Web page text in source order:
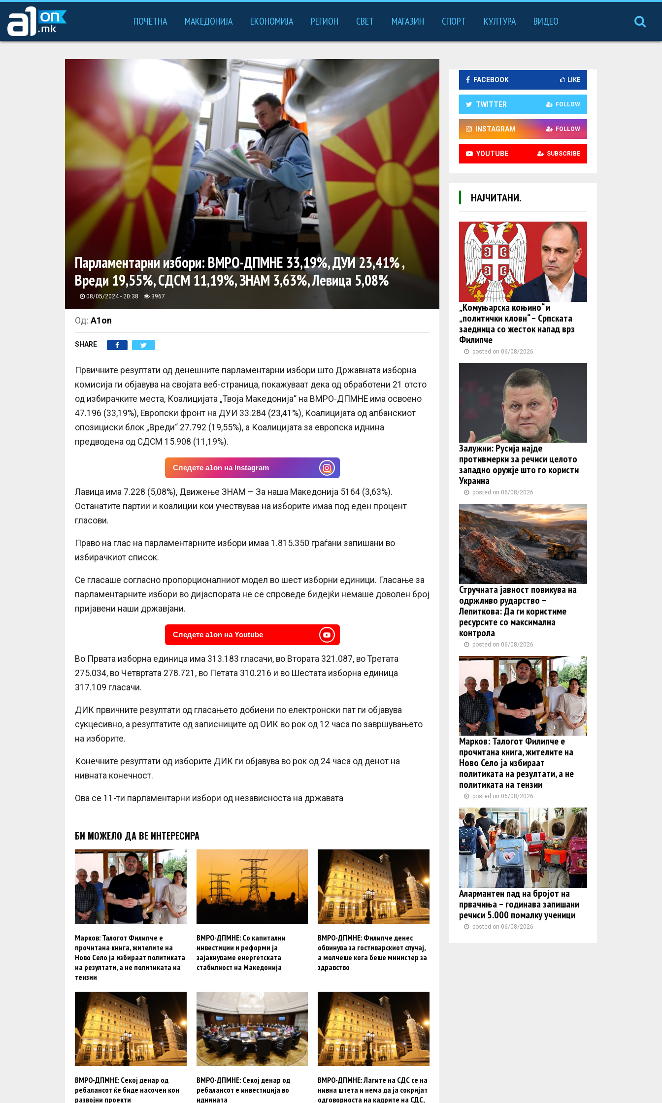
ПОЧЕТНА МАКЕДОНИЈА ЕКОНОМИЈА РЕГИОН СВЕТ МАГАЗИН СПОРТ КУЛТУРА ВИДЕО
Парламентарни избори: ВМРО-ДПМНЕ 33,19%, ДУИ 23,41% ,
Вреди 19,55%, СДСМ 11,19%, ЗНАМ 3,63%, Левица 5,08%
08/05/2024 - 20:38 3967
Од: A1on
SHARE
Првичните резултати од денешните парламентарни избори што Државната изборна
комисија ги објавува на својата веб-страница, покажуваат дека од обработени 21 отсто
од избирачките места, Коалицијата „Твоја Македонија“ на ВМРО-ДПМНЕ има освоено
47.196 (33,19%), Европски фронт на ДУИ 33.284 (23,41%), Коалицијата од албанскиот
опозициски блок „Вреди“ 27.792 (19,55%), а Коалицијата за европска иднина
предводена од СДСМ 15.908 (11,19%).
Следете a1on на Instagram
Лавица има 7.228 (5,08%), Движење ЗНАМ – За наша Македонија 5164 (3,63%).
Останатите партии и коалиции кои учествуваа на изборите имаа под еден процент
гласови.
Право на глас на парламентарните избори имаа 1.815.350 граѓани запишани во
избирачкиот список.
Се гласаше согласно пропорционалниот модел во шест изборни единици. Гласање за
парламентарните избори во дијаспората не се спроведе бидејќи немаше доволен број
пријавени наши државјани.
Следете a1on на Youtube
Во Првата изборна единица има 313.183 гласачи, во Втората 321.087, во Третата
275.034, во Четвртата 278.721, во Петата 310.216 и во Шестата изборна единица
317.109 гласачи.
ДИК првичните резултати од гласањето добиени по електронски пат ги објавува
сукцесивно, а резултатите од записниците од ОИК во рок од 12 часа по завршувањето
на изборите.
Конечните резултати од изборите ДИК ги објавува во рок од 24 часа од денот на
нивната конечност.
Ова се 11-ти парламентарни избори од независноста на државата
БИ МОЖЕЛО ДА ВЕ ИНТЕРЕСИРА
Марков: Талогот Филипче е
прочитана книга, жителите на
Ново Село ја избираат политиката
на резултати, а не политиката на
тензии
ВМРО-ДПМНЕ: Со капитални
инвестиции и реформи ја
зајакнуваме енергетската
стабилност на Македонија
ВМРО-ДПМНЕ: Филипче денес
обвинува за гостиварскиот случај,
а молчеше кога беше министер за
здравство
ВМРО-ДПМНЕ: Секој денар од
ребалансот ќе биде насочен кон
развојни проекти
ВМРО-ДПМНЕ: Секој денар од
ребалансот е инвестиција во
иднината
ВМРО-ДПМНЕ: Лагите на СДС се на
нивна штета и нема да ја сокријат
одговорноста на кадрите на СДС,
FACEBOOK LIKE
TWITTER FOLLOW
INSTAGRAM FOLLOW
YOUTUBE SUBSCRIBE
НАЈЧИТАНИ.
„Комуњарска коњино“ и
„политички кловн“ – Српската
заедница со жесток напад врз
Филипче
posted on 06/08/2026
Залужни: Русија најде
противмерки за речиси целото
западно оружје што го користи
Украина
posted on 06/08/2026
Стручната јавност повикува на
одржливо рударство –
Лепиткова: Да ги користиме
ресурсите со максимална
контрола
posted on 06/08/2026
Марков: Талогот Филипче е
прочитана книга, жителите на
Ново Село ја избираат
политиката на резултати, а не
политиката на тензии
posted on 06/08/2026
Алармантен пад на бројот на
првачиња – годинава запишани
речиси 5.000 помалку ученици
posted on 06/08/2026